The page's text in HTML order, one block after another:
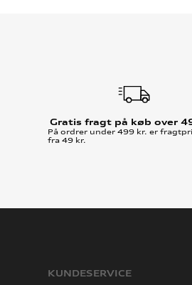
Gratis fragt på køb over
På ordrer under 499 kr. er
fra 49 kr.
KUNDESERVICE